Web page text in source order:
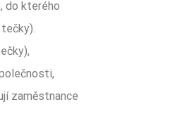
do kterého
zaměstnance